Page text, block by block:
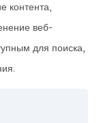
контента,
веб-
для поиска,